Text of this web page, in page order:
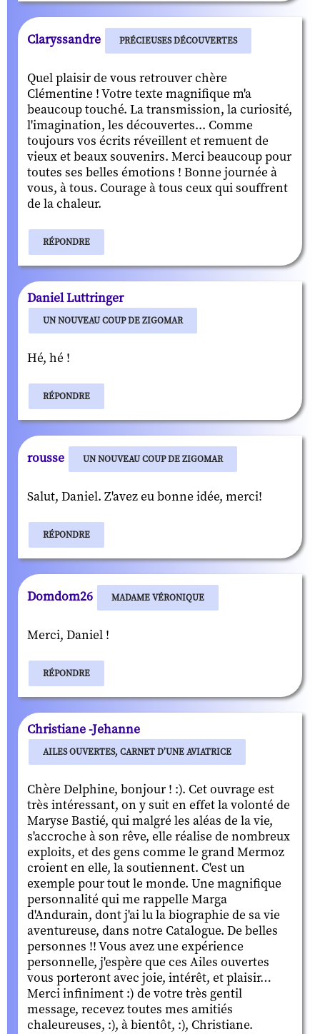
Claryssandre PRÉCIEUSES DÉCOUVERTES
Quel plaisir de vous retrouver chère
Clémentine ! Votre texte magnifique m'a
beaucoup touché. La transmission, la curiosité,
l'imagination, les découvertes... Comme
toujours vos écrits réveillent et remuent de
vieux et beaux souvenirs. Merci beaucoup pour
toutes ses belles émotions ! Bonne journée à
vous, à tous. Courage à tous ceux qui souffrent
de la chaleur.
RÉPONDRE
Daniel Luttringer
UN NOUVEAU COUP DE ZIGOMAR
Hé, hé !
RÉPONDRE
rousse UN NOUVEAU COUP DE ZIGOMAR
Salut, Daniel. Z'avez eu bonne idée, merci!
RÉPONDRE
Domdom26 MADAME VÉRONIQUE
Merci, Daniel !
RÉPONDRE
Christiane -Jehanne
AILES OUVERTES, CARNET D’UNE AVIATRICE
Chère Delphine, bonjour ! :). Cet ouvrage est
très intéressant, on y suit en effet la volonté de
Maryse Bastié, qui malgré les aléas de la vie,
s'accroche à son rêve, elle réalise de nombreux
exploits, et des gens comme le grand Mermoz
croient en elle, la soutiennent. C'est un
exemple pour tout le monde. Une magnifique
personnalité qui me rappelle Marga
d'Andurain, dont j'ai lu la biographie de sa vie
aventureuse, dans notre Catalogue. De belles
personnes !! Vous avez une expérience
personnelle, j'espère que ces Ailes ouvertes
vous porteront avec joie, intérêt, et plaisir…
Merci infiniment :) de votre très gentil
message, recevez toutes mes amitiés
chaleureuses, :), à bientôt, :), Christiane.